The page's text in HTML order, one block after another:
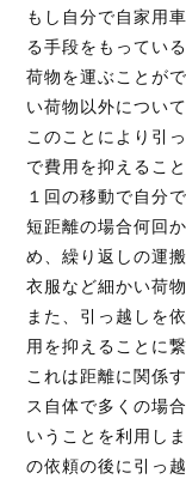
もし自分で自家用
る手段をもってい
荷物を運ぶことが
い荷物以外につい
このことにより引
で費用を抑えるこ
１回の移動で自分
短距離の場合何回
め、繰り返しの運
衣服など細かい荷
また、引っ越しを
用を抑えることに
これは距離に関係
ス自体で多くの場
いうことを利用し
の依頼の後に引っ